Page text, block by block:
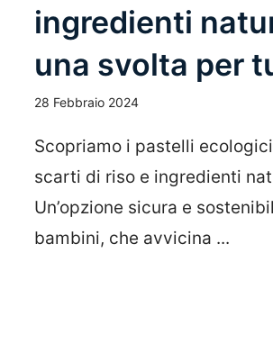
ingredienti
una svolta per
28 Febbraio 2024
Scopriamo i pastelli
scarti di riso e ingredienti
Un’opzione sicura e
bambini, che avvicina ...